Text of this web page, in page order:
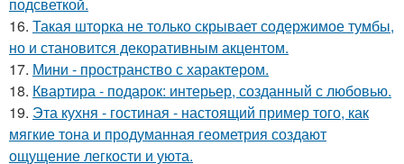
подсветкой.
16. Такая шторка не только скрывает содержимое тумбы,
но и становится декоративным акцентом.
17. Мини - пространство с характером.
18. Квартира - подарок: интерьер, созданный с любовью.
19. Эта кухня - гостиная - настоящий пример того, как
мягкие тона и продуманная геометрия создают
ощущение легкости и уюта.